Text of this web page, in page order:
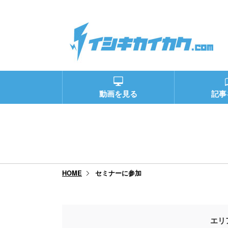
動画を見る 記
HOME セミナーに参加
エリ